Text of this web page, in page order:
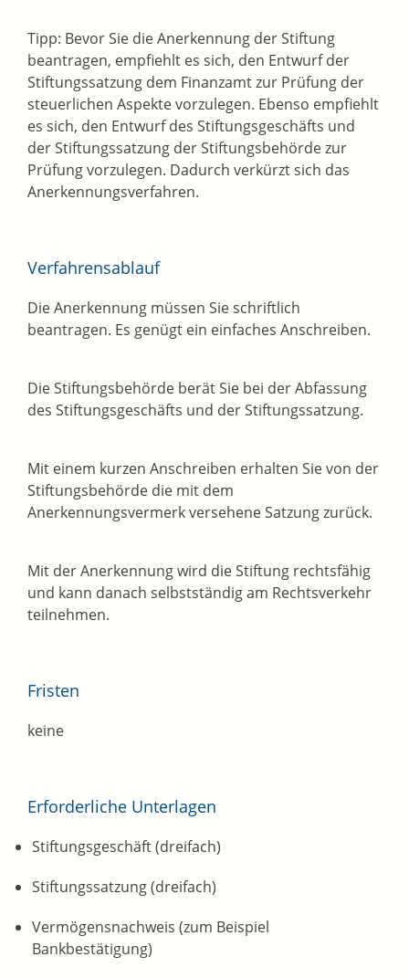
Tipp: Bevor Sie die Anerkennung der Stiftung
beantragen, empfiehlt es sich, den Entwurf der
Stiftungssatzung dem Finanzamt zur Prüfung der
steuerlichen Aspekte vorzulegen. Ebenso empfiehlt
es sich, den Entwurf des Stiftungsgeschäfts und
der Stiftungssatzung der Stiftungsbehörde zur
Prüfung vorzulegen. Dadurch verkürzt sich das
Anerkennungsverfahren.
Verfahrensablauf
Die Anerkennung müssen Sie schriftlich
beantragen. Es genügt ein einfaches Anschreiben.
Die Stiftungsbehörde berät Sie bei der Abfassung
des Stiftungsgeschäfts und der Stiftungssatzung.
Mit einem kurzen Anschreiben erhalten Sie von der
Stiftungsbehörde die mit dem
Anerkennungsvermerk versehene Satzung zurück.
Mit der Anerkennung wird die Stiftung rechtsfähig
und kann danach selbstständig am Rechtsverkehr
teilnehmen.
Fristen
keine
Erforderliche Unterlagen
Stiftungsgeschäft (dreifach)
Stiftungssatzung (dreifach)
Vermögensnachweis (zum Beispiel
Bankbestätigung)